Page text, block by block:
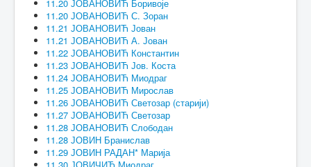
11.20 ЈОВАНОВИЋ Боривоје
11.20 ЈОВАНОВИЋ С. Зоран
11.21 ЈОВАНОВИЋ Јован
11.21 ЈОВАНОВИЋ А. Јован
11.22 ЈОВАНОВИЋ Константин
11.23 ЈОВАНОВИЋ Јов. Коста
11.24 ЈОВАНОВИЋ Миодраг
11.25 ЈОВАНОВИЋ Мирослав
11.26 ЈОВАНОВИЋ Светозар (старији)
11.27 ЈОВАНОВИЋ Светозар
11.28 ЈОВАНОВИЋ Слободан
11.28 ЈОВИН Бранислав
11.29 ЈОВИН РАДАН* Марија